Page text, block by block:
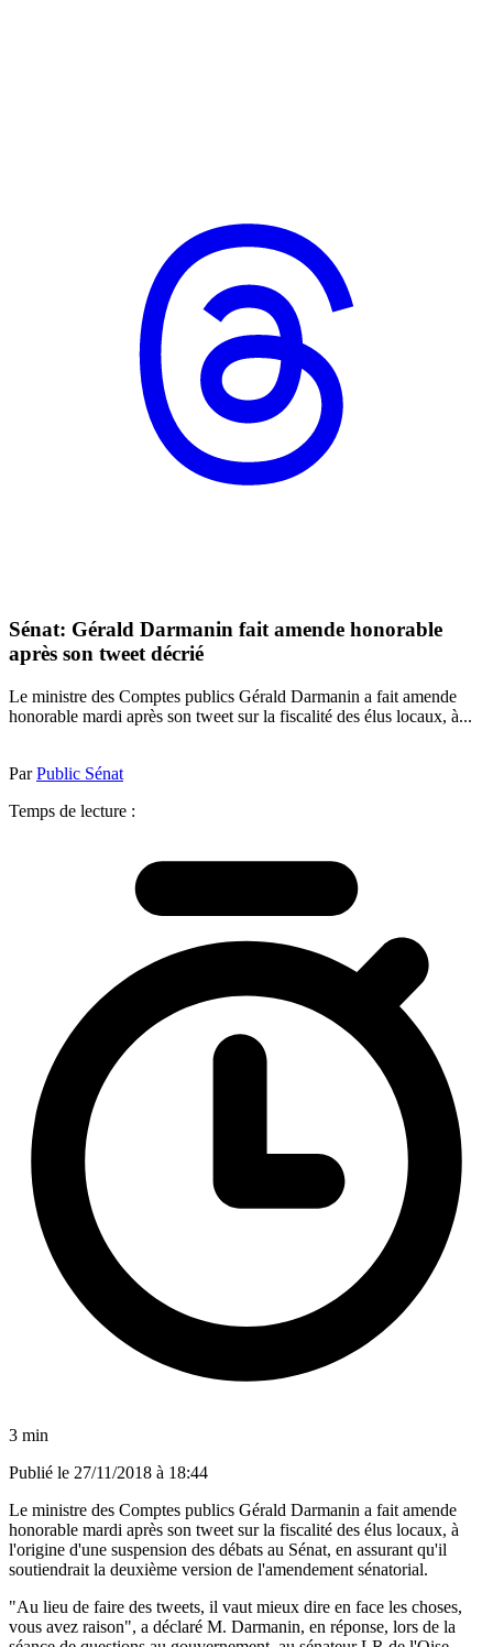
Sénat: Gérald Darmanin fait amende honorable
après son tweet décrié
Le ministre des Comptes publics Gérald Darmanin a fait amende
honorable mardi après son tweet sur la fiscalité des élus locaux, à...
ParPublic Sénat
Temps de lecture :
3 min
Publié le 27/11/2018 à 18:44
Le ministre des Comptes publics Gérald Darmanin a fait amende
honorable mardi après son tweet sur la fiscalité des élus locaux, à
l'origine d'une suspension des débats au Sénat, en assurant qu'il
soutiendrait la deuxième version de l'amendement sénatorial.
"Au lieu de faire des tweets, il vaut mieux dire en face les choses,
vous avez raison", a déclaré M. Darmanin, en réponse, lors de la